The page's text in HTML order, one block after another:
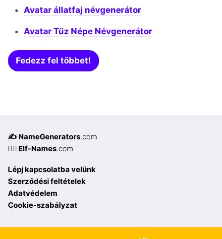
Avatar állatfaj névgenerátor
Avatar Tűz Népe Névgenerátor
Fedezz fel többet!
✍️ NameGenerators.com
🧝‍♀️ Elf-Names.com
Lépj kapcsolatba velünk
Szerződési feltételek
Adatvédelem
Cookie-szabályzat